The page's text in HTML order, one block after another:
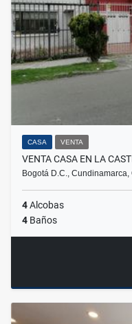
CASA VENTA
VENTA CASA EN LA
Bogotá D.C.,
4Alcobas
4 Baños